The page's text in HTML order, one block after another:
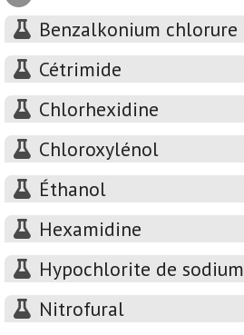
Benzalkonium chlorure
Cétrimide
Chlorhexidine
Chloroxylénol
Éthanol
Hexamidine
Hypochlorite de sodium
Nitrofural